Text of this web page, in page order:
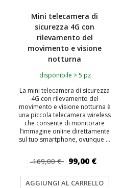
Mini telecamera di
sicurezza 4G con
rilevamento del
movimento e visione
notturna
disponibile > 5 pz
La mini telecamera di sicurezza
4G con rilevamento del
movimento e visione notturna è
una piccola telecamera wireless
che consente di monitorare
l’immagine online direttamente
sul tuo smartphone, ovunque ...
169,00 € 99,00 €
AGGIUNGI AL CARRELLO